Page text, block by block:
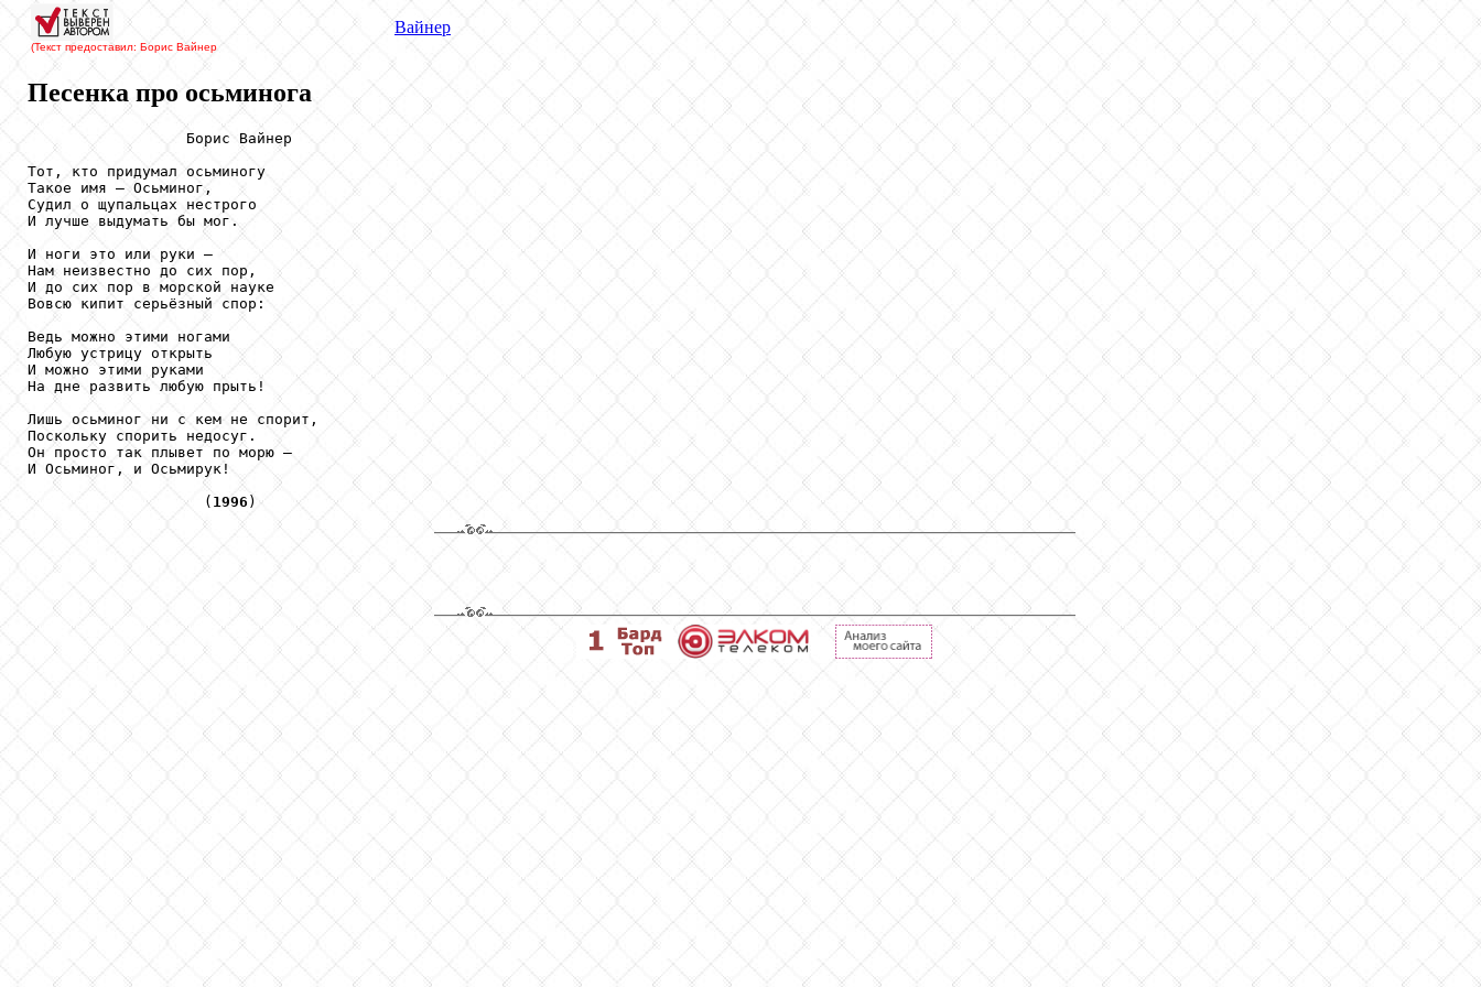
(Текст предоставил: Борис Вайнер
Вайнер
Песенка про осьминога
                  Борис Вайнер
Тот, кто придумал осьминогу
Такое имя – Осьминог,
Судил о щупальцах нестрого
И лучше выдумать бы мог.
И ноги это или руки –
Нам неизвестно до сих пор,
И до сих пор в морской науке
Вовсю кипит серьёзный спор:
Ведь можно этими ногами
Любую устрицу открыть
И можно этими руками
На дне развить любую прыть!
Лишь осьминог ни с кем не спорит,
Поскольку спорить недосуг.
Он просто так плывет по морю –
И Осьминог, и Осьмирук!
                    (
1996